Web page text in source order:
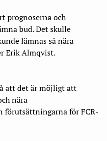
prognoserna och
bud. Det skulle
lämnas så nära
Erik Almqvist.
att det är möjligt att
nära
förutsättningarna för FCR-